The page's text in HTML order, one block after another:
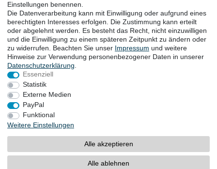
KONTAKT
Goebel GmbH
Mühlenstraße 2-4
40699 Erkrath
Deutschland
Telefon: +49 (0) 211 24 50 00 129
von Montag bis Freitag 10:00-16:00 Uhr (MEZ)
E-mail:info@goebel-shop.com
www.goebel-group.com
ZAHLUNGSARTEN
Einstellungen benennen.
Die Datenverarbeitung kann mit Einwilligung oder aufgrund eines
berechtigten Interesses erfolgen. Die Zustimmung kann erteilt
oder abgelehnt werden. Es besteht das Recht, nicht einzuwilligen
und die Einwilligung zu einem späteren Zeitpunkt zu ändern oder
zu widerrufen. Beachten Sie unser Impressum und weitere
Hinweise zur Verwendung personenbezogener Daten in unserer
Daten­schutz­erklärung
Essenziell
Statistik
Externe Medien
PayPal
Funktional
Weitere Einstellungen
Alle akzeptieren
Alle ablehnen